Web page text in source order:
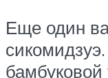
Еще один